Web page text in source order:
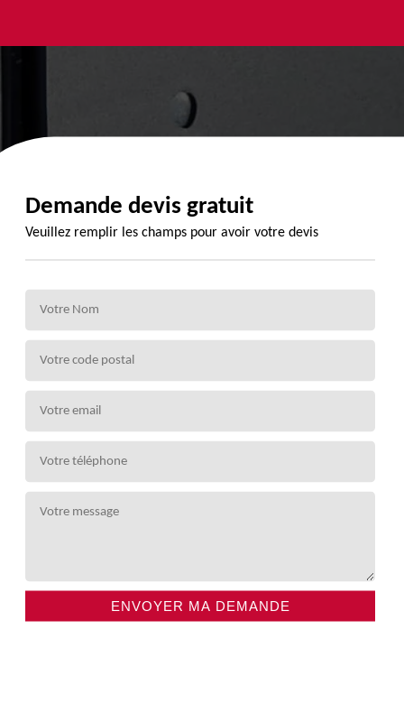
Demande devis gratuit
Veuillez remplir les champs pour avoir votre devis